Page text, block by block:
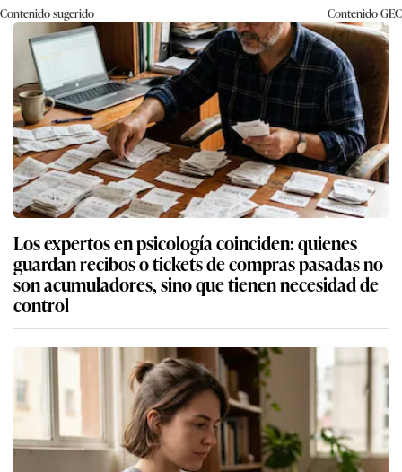
Contenido sugerido ContenidoGEC
Los expertos en psicología coinciden: quienes
guardan recibos o tickets de compras pasadas no
son acumuladores, sino que tienen necesidad de
control